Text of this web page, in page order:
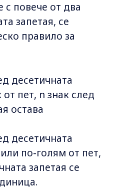
с повече от два
запетая, се
правило за
десетичната
пет, n знак след
остава
десетичната
по-голям от пет,
запетая се